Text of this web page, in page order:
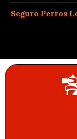
Seguro Perros